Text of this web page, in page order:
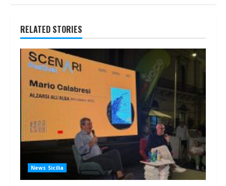
RELATED STORIES
News Sicilia